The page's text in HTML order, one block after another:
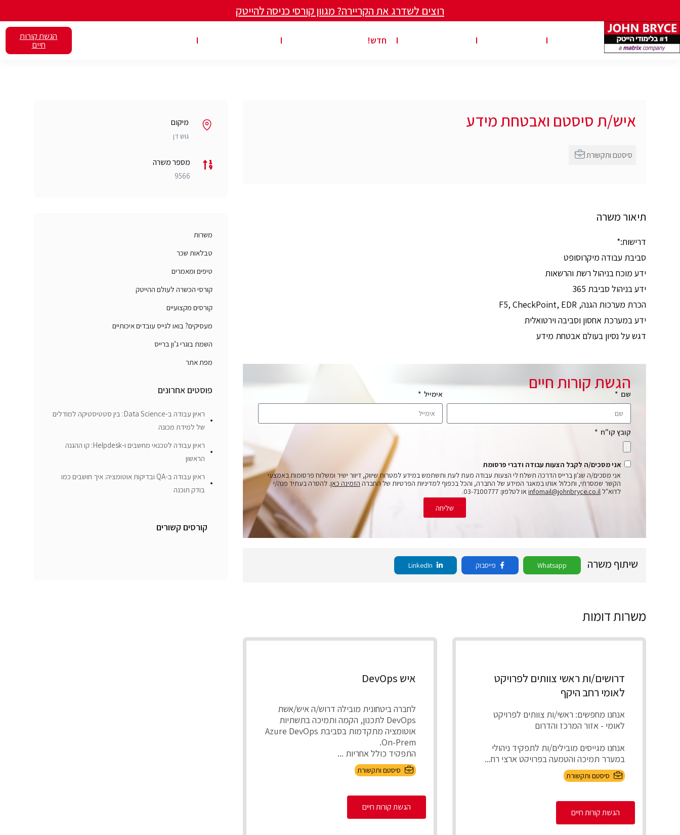
רוצים לשדרג את הקריירה? מגוון קורסי כניסה להייטק
חדש! הגשת קורות
חיים
איש/ת סיסטם ואבטחת מידע
תיאור משרה
דרישות:*
סביבת עבודה מיקרוסופט
ידע מוכח בניהול רשת והרשאות
ידע בניהול סביבת 365
הכרת מערכות הגנה, F5, CheckPoint, EDR
ידע במערכת אחסון וסביבה וירטואלית
דגש על נסיון בעולם אבטחת מידע
הגשת קורות חיים
שם אימייל
קובץ קו"ח
אני מסכים/ה לקבל הצעות עבודה ודברי פרסומת
אני מסכים/ה שג'ון ברייס הדרכה תשלח לי הצעות עבודה מעת לעת ותשתמש במידע למטרות שיווק, דיוור ישיר ומשלוח פרסומות באמצעי
הקשר שמסרתי, ותכלול אותו במאגר המידע של החברה, והכל בכפוף למדיניות הפרטיות של החברה הזמינה כאן. להסרה בעתיד פנה/י
לדוא"ל infomail@johnbryce.co.il או לטלפון: 03-7100777.
שליחה
שיתוף משרה Whatsapp פייסבוק
משרות דומות
דרושים/ות ראשי צוותים לפרויקט
לאומי רחב היקף
אנחנו מחפשים: ראשי/ות צוותים לפרויקט
לאומי - אזור המרכז והדרום
אנחנו מגייסים מובילים/ות לתפקיד ניהולי
במערך תמיכה והטמעה בפרויקט ארצי רח...
סיסטם ותקשורת
הגשת קורות חיים
איש DevOps
לחברה ביטחונית מובילה דרוש/ה איש/אשת
DevOps לתכנון, הקמה ותמיכה בתשתיות
אוטומציה מתקדמות בסביבת Azure DevOps
On-Prem.
התפקיד כולל אחריות ...
סיסטם ותקשורת
הגשת קורות חיים
מיקום
גוש דן
מספר משרה
9566
משרות
טבלאות שכר
טיפים ומאמרים
קורסי הכשרה לעולם ההייטק
קורסים מקצועיים
מעסיקים? בואו לגייס עובדים איכותיים
השמת בוגרי ג’ון ברייס
מפת אתר
פוסטים אחרונים
ראיון עבודה ב-Data Science: בין סטטיסטיקה למודלים
של למידת מכונה
ראיון עבודה לטכנאי מחשבים ו-Helpdesk: קו ההגנה
הראשון
ראיון עבודה ב-QA ובדיקות אוטומציה: איך חושבים כמו
בודק תוכנה
קורסים קשורים